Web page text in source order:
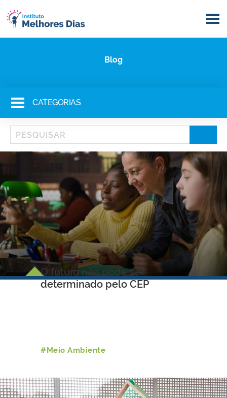
Blog
CATEGORIAS
O futuro não pode ser
determinado pelo CEP
#Meio Ambiente